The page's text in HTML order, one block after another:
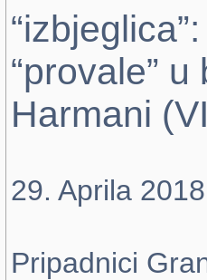
“provale”
Harmani
29. Aprila
Pripadnici